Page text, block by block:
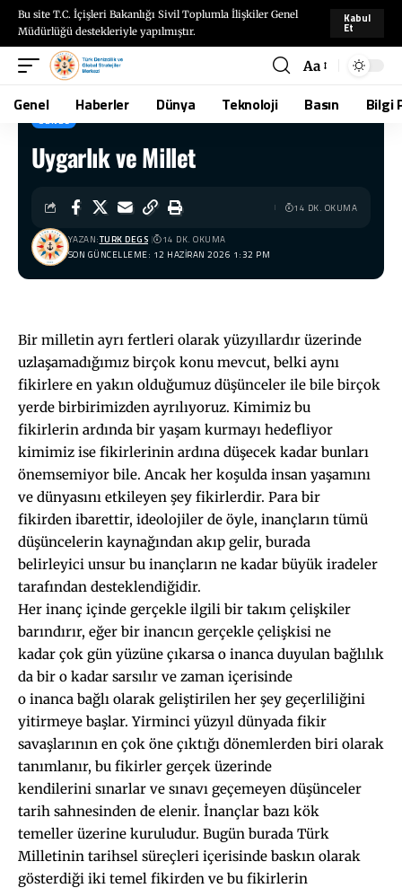
Bu site T.C. İçişleri Bakanlığı Sivil Toplumla İlişkiler Genel
Müdürlüğü destekleriyle yapılmıştır.
Kabul
Et
Aa
Genel Haberler Dünya Teknoloji Basın Bilgi
TÜRKDEGS >Blog Genel>Uygarlık ve Millet
GENEL
Uygarlık ve Millet
SON GÜNCELLEME: 12 HAZIRAN 2026 1:32 PM
YAZAN:TURK DEGS 14 DK. OKUMA
14 DK. OKUMA
Bir milletin ayrı fertleri olarak yüzyıllardır üzerinde
uzlaşamadığımız birçok konu mevcut, belki aynı
fikirlere en yakın olduğumuz düşünceler ile bile birçok
yerde birbirimizden ayrılıyoruz. Kimimiz bu
fikirlerin ardında bir yaşam kurmayı hedefliyor
kimimiz ise fikirlerinin ardına düşecek kadar bunları
önemsemiyor bile. Ancak her koşulda insan yaşamını
ve dünyasını etkileyen şey fikirlerdir. Para bir
fikirden ibarettir, ideolojiler de öyle, inançların tümü
düşüncelerin kaynağından akıp gelir, burada
belirleyici unsur bu inançların ne kadar büyük iradeler
tarafından desteklendiğidir.
Her inanç içinde gerçekle ilgili bir takım çelişkiler
barındırır, eğer bir inancın gerçekle çelişkisi ne
kadar çok gün yüzüne çıkarsa o inanca duyulan bağlılık
da bir o kadar sarsılır ve zaman içerisinde
o inanca bağlı olarak geliştirilen her şey geçerliliğini
yitirmeye başlar. Yirminci yüzyıl dünyada fikir
savaşlarının en çok öne çıktığı dönemlerden biri olarak
tanımlanır, bu fikirler gerçek üzerinde
kendilerini sınarlar ve sınavı geçemeyen düşünceler
tarih sahnesinden de elenir. İnançlar bazı kök
temeller üzerine kuruludur. Bugün burada Türk
Milletinin tarihsel süreçleri içerisinde baskın olarak
gösterdiği iki temel fikirden ve bu fikirlerin